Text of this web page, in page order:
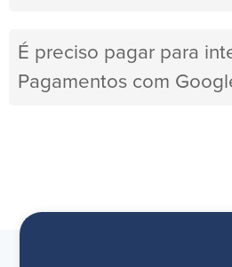
É preciso pagar para
Pagamentos com